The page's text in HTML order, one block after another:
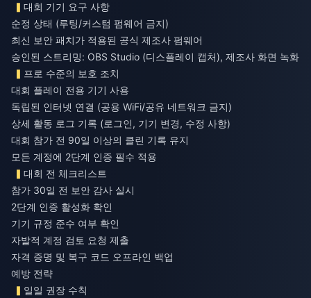
대회 기기 요구 사항
순정 상태 (루팅/커스텀 펌웨어 금지)
최신 보안 패치가 적용된 공식 제조사 펌웨어
승인된 스트리밍: OBS Studio (디스플레이 캡처), 제조사 화면 녹화
프로 수준의 보호 조치
대회 플레이 전용 기기 사용
독립된 인터넷 연결 (공용 WiFi/공유 네트워크 금지)
상세 활동 로그 기록 (로그인, 기기 변경, 수정 사항)
대회 참가 전 90일 이상의 클린 기록 유지
모든 계정에 2단계 인증 필수 적용
대회 전 체크리스트
참가 30일 전 보안 감사 실시
2단계 인증 활성화 확인
기기 규정 준수 여부 확인
자발적 계정 검토 요청 제출
자격 증명 및 복구 코드 오프라인 백업
예방 전략
일일 권장 수칙